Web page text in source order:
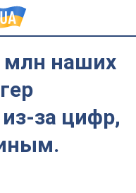
млн наших
за цифр,